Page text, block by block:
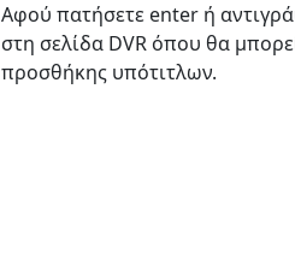
Αφού πατήσετε enter ή
στη σελίδα DVR όπου θα
προσθήκης υπότιτλων.